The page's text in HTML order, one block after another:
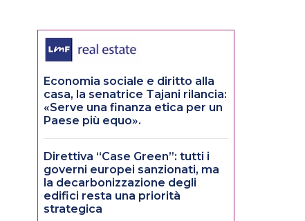
Economia sociale e diritto alla
casa, la senatrice Tajani rilancia:
«Serve una finanza etica per un
Paese più equo».
Direttiva “Case Green”: tutti i
governi europei sanzionati, ma
la decarbonizzazione degli
edifici resta una priorità
strategica